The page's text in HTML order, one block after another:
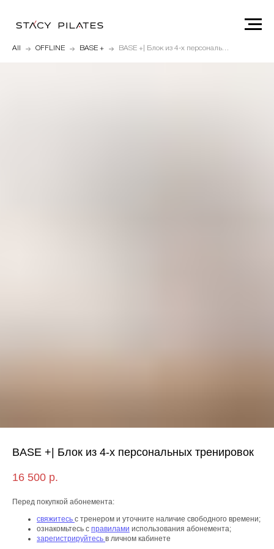
All OFFLINE BASE +
BASE +| Блок из 4-х персональных тренировок
16 500 р.
Перед покупкой абонемента:
свяжитесь с тренером и уточните наличие свободного времени;
ознакомьтесь с правилами использования абонемента;
зарегистрируйтесь в личном кабинете